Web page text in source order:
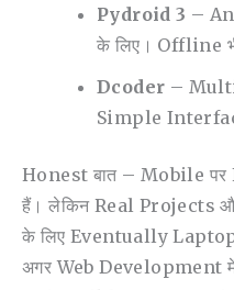
Pydroid 3 –
के लिए। Offline
Dcoder –
Simple
Honest बात – Mobile
हैं। लेकिन Real Projects
के लिए Eventually Laptop
अगर Web Development